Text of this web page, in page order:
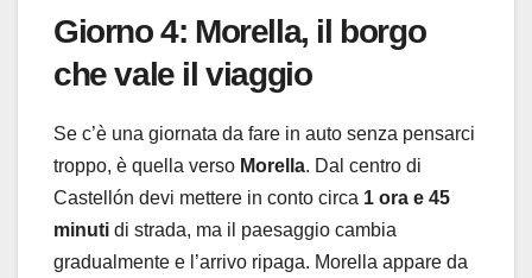
Giorno 4: Morella, il borgo
che vale il viaggio
Se c’è una giornata da fare in auto senza pensarci
troppo, è quella verso Morella. Dal centro di
Castellón devi mettere in conto circa 1 ora e 45
minuti di strada, ma il paesaggio cambia
gradualmente e l’arrivo ripaga. Morella appare da